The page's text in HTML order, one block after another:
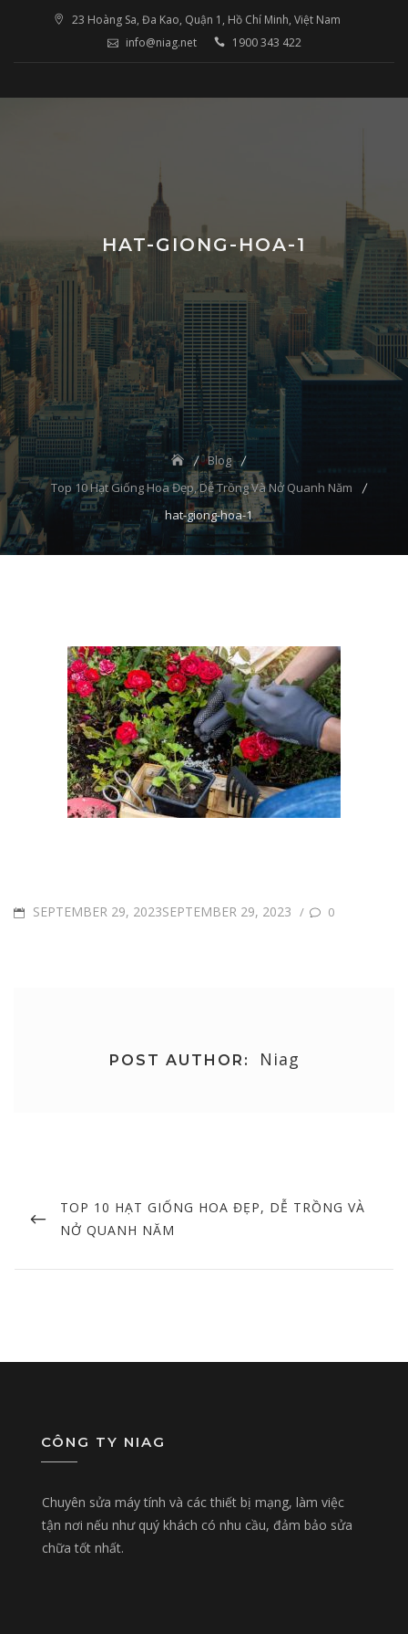
23 Hoàng Sa, Đa Kao, Quận 1, Hồ Chí Minh, Việt Nam
info@niag.net
1900 343 422
HAT-GIONG-HOA-1
Blog
Top 10 Hạt Giống Hoa Đẹp, Dễ Trồng Và Nở Quanh Năm
hat-giong-hoa-1
POSTEDSEPTEMBER 29, 2023SEPTEMBER 29, 2023 / 0
POST AUTHOR: Niag
navigation
PREVIOUS
POST
TOP 10 HẠT GIỐNG HOA ĐẸP, DỄ TRỒNG VÀ
NỞ QUANH NĂM
CÔNG TY NIAG
Chuyên sửa máy tính và các thiết bị mạng, làm việc
tận nơi nếu như quý khách có nhu cầu, đảm bảo sửa
chữa tốt nhất.